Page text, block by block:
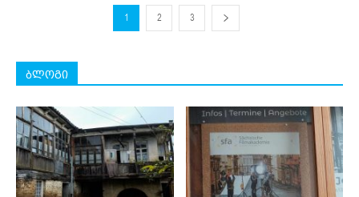
1 2 3
ბლოგი